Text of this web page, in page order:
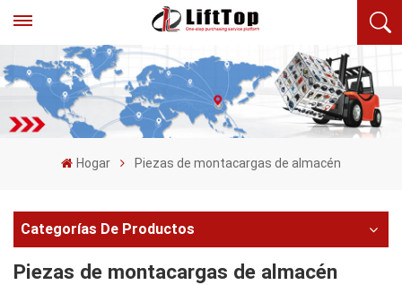
Hogar Piezas de montacargas de almacén
Categorías De Productos
Piezas de montacargas de almacén